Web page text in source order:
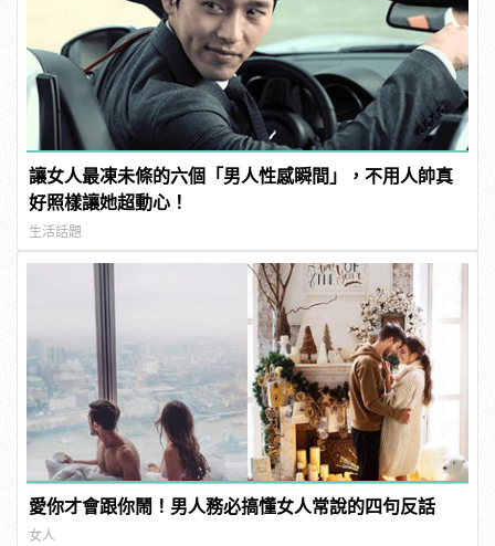
讓女人最凍未條的六個「男人性感瞬間」，不用人帥真
好照樣讓她超動心！
生活話題
愛你才會跟你鬧！男人務必搞懂女人常說的四句反話
女人